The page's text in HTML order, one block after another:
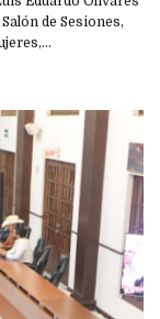
de Sesiones,